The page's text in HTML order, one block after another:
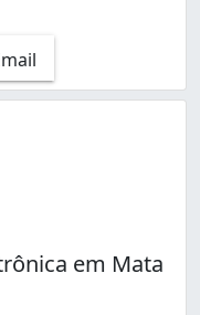
em Mata